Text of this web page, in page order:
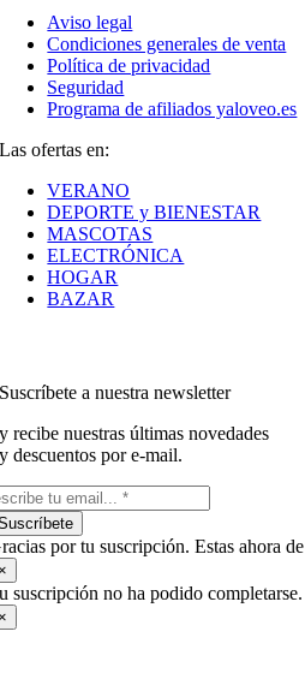
Aviso legal
Condiciones generales de venta
Política de privacidad
Seguridad
Programa de afiliados yaloveo.es
Las ofertas en:
VERANO
DEPORTE y BIENESTAR
MASCOTAS
ELECTRÓNICA
HOGAR
BAZAR
Suscríbete a nuestra newsletter
y recibe nuestras últimas novedades
y descuentos por e-mail.
por tu suscripción. Estas ahora
suscripción no ha podido